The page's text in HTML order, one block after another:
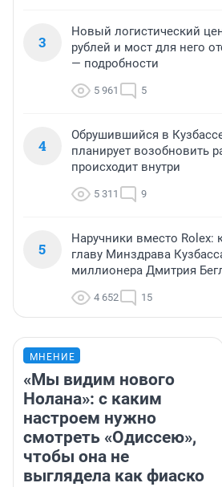
3
Новый логистический
рублей и мост для него
— подробности
5 961 5
4
Обрушившийся в
планирует возобновить
происходит внутри
5 311 9
5
Наручники вместо Rolex:
главу Минздрава
миллионера Дмитрия
4 652 15
МНЕНИЕ
«Мы видим нового
Нолана»: с каким
настроем нужно
смотреть «Одиссею»,
чтобы она не
выглядела как фиаско